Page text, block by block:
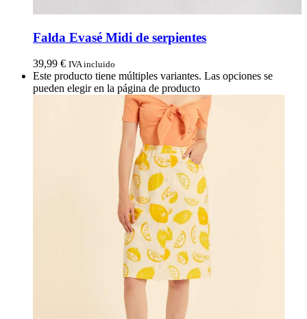
Falda Evasé Midi de serpientes
39,99 € IVA incluido
Este producto tiene múltiples variantes. Las opciones se
pueden elegir en la página de producto